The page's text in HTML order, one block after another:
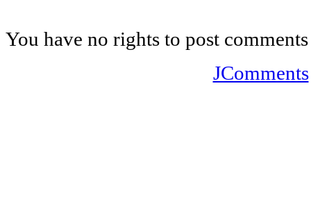
You have no rights to post comments
JComments